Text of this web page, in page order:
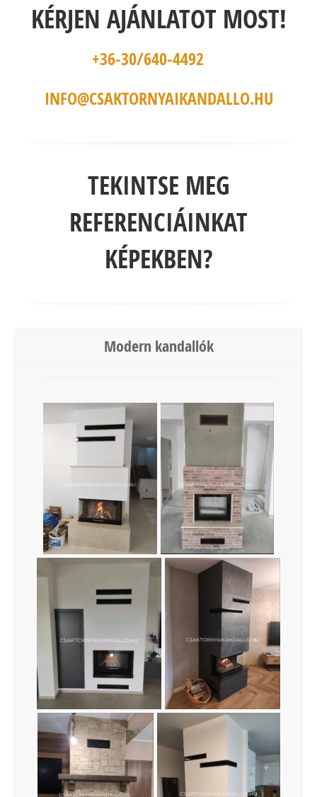
KÉRJEN AJÁNLATOT MOST!
+36-30/640-4492
INFO@CSAKTORNYAIKANDALLO.HU
TEKINTSE MEG
REFERENCIÁINKAT
KÉPEKBEN?
Modern kandallók